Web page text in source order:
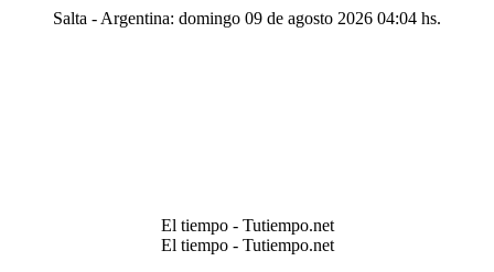
Salta - Argentina: domingo 09 de agosto 2026 04:04 hs.
El tiempo - Tutiempo.net
El tiempo - Tutiempo.net